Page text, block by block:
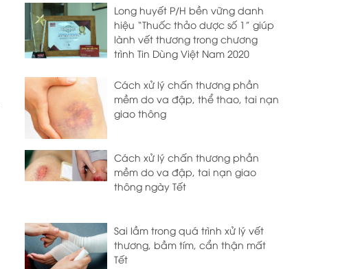
Long huyết P/H bền vững danh
hiệu “Thuốc thảo dược số 1” giúp
lành vết thương trong chương
trình Tin Dùng Việt Nam 2020
Cách xử lý chấn thương phần
mềm do va đập, thể thao, tai nạn
giao thông
Cách xử lý chấn thương phần
mềm do va đập, tai nạn giao
thông ngày Tết
Sai lầm trong quá trình xử lý vết
thương, bầm tím, cẩn thận mất
Tết